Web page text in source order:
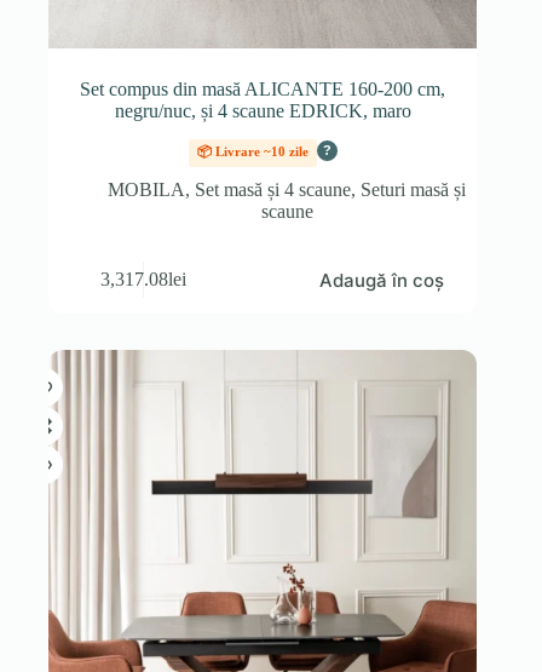
Set compus din masă ALICANTE 160-200 cm,
negru/nuc, și 4 scaune EDRICK, maro
📦 Livrare ~10 zile ?
MOBILA, Set masă și 4 scaune, Seturi masă și
scaune
3,317.08lei Adaugă în coș